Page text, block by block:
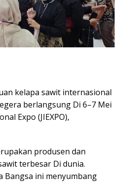
kelapa sawit internasional
berlangsung Di 6–7 Mei
Expo (JIEXPO),
produsen dan
terbesar Di dunia.
Bangsa ini menyumbang